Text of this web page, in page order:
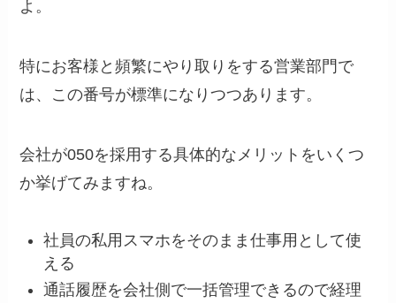
よ。
特にお客様と頻繁にやり取りをする営業部門で
は、この番号が標準になりつつあります。
会社が050を採用する具体的なメリットをいくつ
か挙げてみますね。
社員の私用スマホをそのまま仕事用として使
える
通話履歴を会社側で一括管理できるので経理